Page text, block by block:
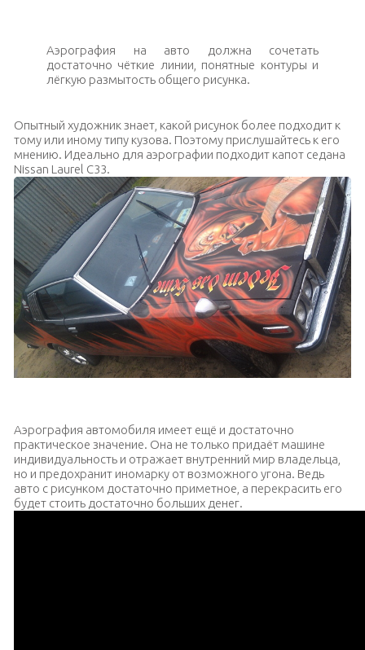
Аэрография на авто должна сочетать
достаточно чёткие линии, понятные контуры и
лёгкую размытость общего рисунка.
Опытный художник знает, какой рисунок более подходит к
тому или иному типу кузова. Поэтому прислушайтесь к его
мнению. Идеально для аэрографии подходит капот седана
Nissan Laurel С33.
Аэрография автомобиля имеет ещё и достаточно
практическое значение. Она не только придаёт машине
индивидуальность и отражает внутренний мир владельца,
но и предохранит иномарку от возможного угона. Ведь
авто с рисунком достаточно приметное, а перекрасить его
будет стоить достаточно больших денег.